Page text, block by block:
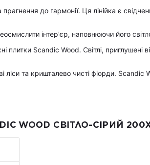
до гармонії. Ця лінійка є
інтер'єр, наповнюючи його
плитки Scandic Wood. Світлі, приглушені
та кришталево чисті фіорди.
WOOD СВІТЛО-СІРИЙ